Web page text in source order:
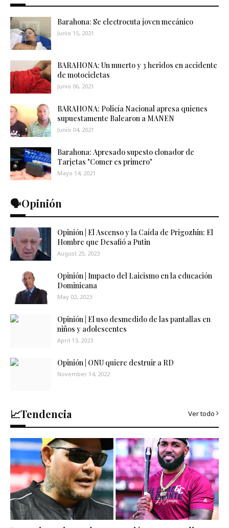
Barahona: Se electrocuta joven mecánico
Junio 15, 2021
BARAHONA: Un muerto y 3 heridos en accidente
de motocicletas
Junio 06, 2021
BARAHONA: Policía Nacional apresa quienes
supuestamente Balearon a MANEN
Junio 04, 2021
Barahona: Apresado supesto clonador de
Tarjetas "Comer es primero"
Mayo 14, 2021
🗣️Opinión
Opinión | El Ascenso y la Caída de Prigozhin: El
Hombre que Desafió a Putin
August 25, 2023
Opinión | Impacto del Laicismo en la educación
Dominicana
May 02, 2023
Opinión | El uso desmedido de las pantallas en
niños y adolescentes
April 13, 2023
Opinión | ONU quiere destruir a RD
November 14, 2022
📈Tendencia Ver todo